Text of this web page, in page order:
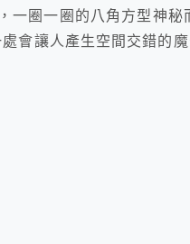
一圈一圈的八角方型神秘
會讓人產生空間交錯的魔